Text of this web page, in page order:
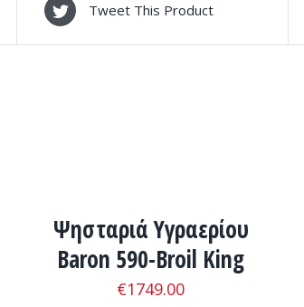
Tweet This Product
Ψησταριά Υγραερίου
Baron 590-Broil King
€1749.00